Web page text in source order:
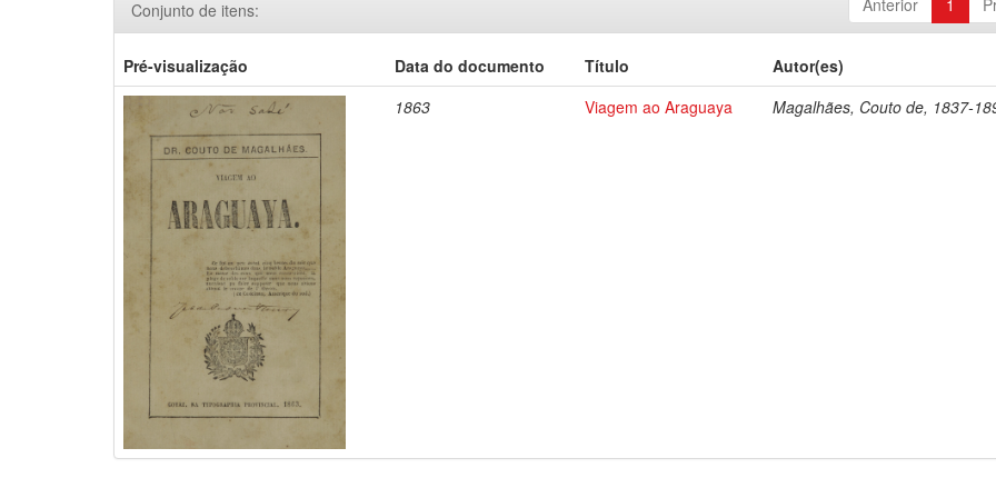
Anterior 1
Conjunto de itens:
Pré-visualização Data do documento Título
Autor(es)
1863
Viagem ao Araguaya Magalhães, Couto de, 1837-